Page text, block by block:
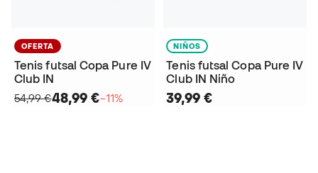
OFERTA
Tenis futsal Copa Pure IV
Club IN
54,99 €48,99 €−11%
NIÑOS
Tenis futsal Copa Pure IV
Club IN Niño
39,99 €